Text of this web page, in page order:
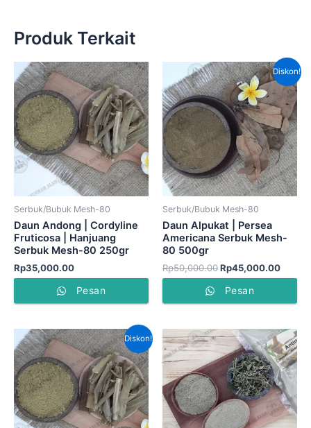
Produk Terkait
Serbuk/Bubuk Mesh-80
Daun Andong | Cordyline
Fruticosa | Hanjuang
Serbuk Mesh-80 250gr
Rp35,000.00
Pesan
Diskon!
Serbuk/Bubuk Mesh-80
Daun Alpukat | Persea
Americana Serbuk Mesh-
80 500gr
Rp50,000.00
Harga
aslinya
adalah:
Rp50,000.00.
Rp45,000.00
Harga
saat
ini
Pesan
Diskon!
Harga
aslinya
adalah:
Rp140,000.00.
Harga
saat
ini
adalah:
Rp90,000.00.